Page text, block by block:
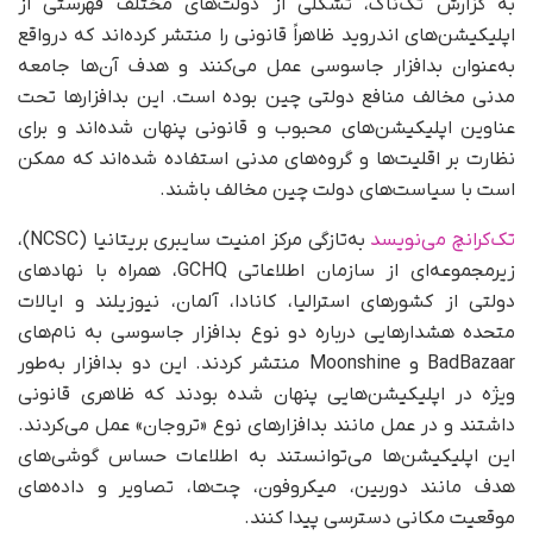
به گزارش تک‌ناک، تشکلی از دولت‌های مختلف فهرستی از
اپلیکیشن‌های اندروید ظاهراً قانونی را منتشر کرده‌اند که درواقع
به‌عنوان بدافزار جاسوسی عمل می‌کنند و هدف آن‌ها جامعه
مدنی مخالف منافع دولتی چین بوده است. این بدافزارها تحت
عناوین اپلیکیشن‌های محبوب و قانونی پنهان شده‌اند و برای
نظارت بر اقلیت‌ها و گروه‌های مدنی استفاده شده‌اند که ممکن
است با سیاست‌های دولت چین مخالف باشند.
تک‌کرانچ می‌نویسد
به‌تازگی مرکز امنیت سایبری بریتانیا (NCSC)،
زیرمجموعه‌ای از سازمان اطلاعاتی GCHQ، همراه با نهادهای
دولتی از کشورهای استرالیا، کانادا، آلمان، نیوزیلند و ایالات
متحده هشدارهایی درباره دو نوع بدافزار جاسوسی به نام‌های
BadBazaar و Moonshine منتشر کردند. این دو بدافزار به‌طور
ویژه در اپلیکیشن‌هایی پنهان شده بودند که ظاهری قانونی
داشتند و در عمل مانند بدافزارهای نوع «تروجان» عمل می‌کردند.
این اپلیکیشن‌ها می‌توانستند به اطلاعات حساس گوشی‌های
هدف مانند دوربین، میکروفون، چت‌ها، تصاویر و داده‌های
موقعیت مکانی دسترسی پیدا کنند.